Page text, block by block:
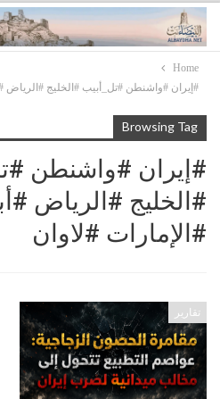
Home
#إيران #واشنطن #تل_أبيب #الخليج #الرياض
Browsing Tag
#إيران #واشنطن
#الخليج #الرياض
#الإمارات #لاوان
تقارير